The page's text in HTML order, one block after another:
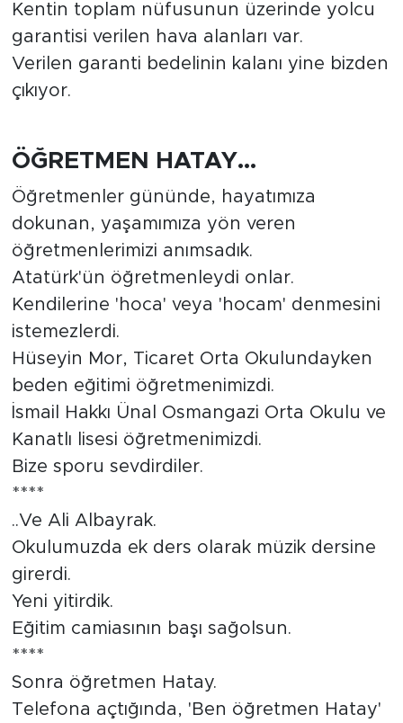
Kentin toplam nüfusunun üzerinde yolcu
garantisi verilen hava alanları var.
Verilen garanti bedelinin kalanı yine bizden
çıkıyor.
ÖĞRETMEN HATAY...
Öğretmenler gününde, hayatımıza
dokunan, yaşamımıza yön veren
öğretmenlerimizi anımsadık.
Atatürk'ün öğretmenleydi onlar.
Kendilerine 'hoca' veya 'hocam' denmesini
istemezlerdi.
Hüseyin Mor, Ticaret Orta Okulundayken
beden eğitimi öğretmenimizdi.
İsmail Hakkı Ünal Osmangazi Orta Okulu ve
Kanatlı lisesi öğretmenimizdi.
Bize sporu sevdirdiler.
****
..Ve Ali Albayrak.
Okulumuzda ek ders olarak müzik dersine
girerdi.
Yeni yitirdik.
Eğitim camiasının başı sağolsun.
****
Sonra öğretmen Hatay.
Telefona açtığında, 'Ben öğretmen Hatay'